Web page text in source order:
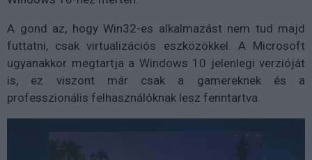
A gond az, hogy Win32-es alkalmazást nem tud majd
futtatni, csak virtualizációs eszközökkel. A Microsoft
ugyanakkor megtartja a Windows 10 jelenlegi verzióját
is, ez viszont már csak a gamereknek és a
professzionális felhasználóknak lesz fenntartva.